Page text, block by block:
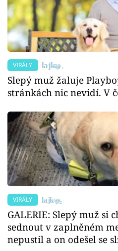
VIRÁLY
Slepý muž žaluje
stránkách nic nevidí. V
VIRÁLY
GALERIE: Slepý muž si
sednout v zaplněném
nepustil a on odešel se